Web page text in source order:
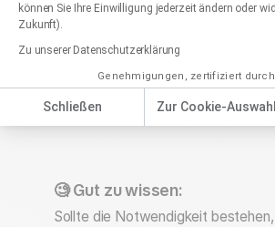
können Sie Ihre Einwilligung jederzeit ändern oder
Zukunft).
Zu unserer Datenschutzerklärung
Genehmigungen, zertifiziert durch
Schließen Zur Cookie-Auswahl
Jede E-Mail-Adresse wird
eingespielt. Dubletten oder Adressen
(z. B. fehlendes @-Zeichen) werden
Daher kann es eineDifferenz zwischen
Anzahl in der Ursprungsdateigeben.
🧐 Gut zu wissen:
Sollte die Notwendigkeit